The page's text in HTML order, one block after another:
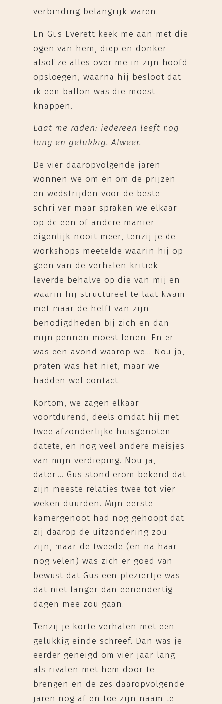
verbinding belangrijk waren.
En Gus Everett keek me aan met die
ogen van hem, diep en donker
alsof ze alles over me in zijn hoofd
opsloegen, waarna hij besloot dat
ik een ballon was die moest
knappen.
Laat me raden: iedereen leeft nog
lang en gelukkig. Alweer.
De vier daaropvolgende jaren
wonnen we om en om de prijzen
en wedstrijden voor de beste
schrijver maar spraken we elkaar
op de een of andere manier
eigenlijk nooit meer, tenzij je de
workshops meetelde waarin hij op
geen van de verhalen kritiek
leverde behalve op die van mij en
waarin hij structureel te laat kwam
met maar de helft van zijn
benodigdheden bij zich en dan
mijn pennen moest lenen. En er
was een avond waarop we… Nou ja,
praten was het niet, maar we
hadden wel contact.
Kortom, we zagen elkaar
voortdurend, deels omdat hij met
twee afzonderlijke huisgenoten
datete, en nog veel andere meisjes
van mijn verdieping. Nou ja,
daten… Gus stond erom bekend dat
zijn meeste relaties twee tot vier
weken duurden. Mijn eerste
kamergenoot had nog gehoopt dat
zij daarop de uitzondering zou
zijn, maar de tweede (en na haar
nog velen) was zich er goed van
bewust dat Gus een pleziertje was
dat niet langer dan eenendertig
dagen mee zou gaan.
Tenzij je korte verhalen met een
gelukkig einde schreef. Dan was je
eerder geneigd om vier jaar lang
als rivalen met hem door te
brengen en de zes daaropvolgende
jaren nog af en toe zijn naam te